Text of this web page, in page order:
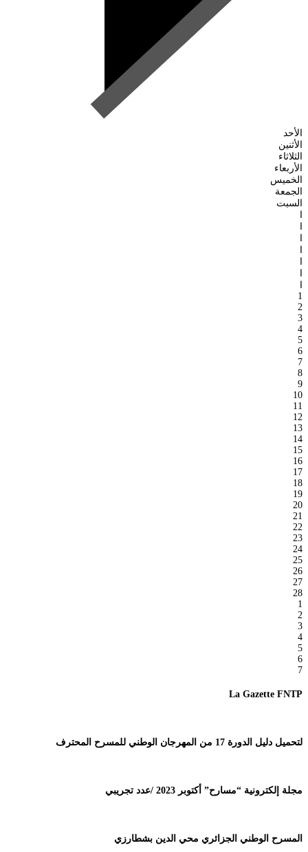
الأحد
الأثنين
الثلاثاء
الأربعاء
الخميس
الجمعة
السبت
1
2
3
4
5
6
7
8
9
10
11
12
13
14
15
16
17
18
19
20
21
22
23
24
25
26
27
28
1
2
3
4
5
6
7
La Gazette FNTP
لتحميل دليل الدورة 17 من المهرجان الوطني للمسرح المحترف
مجلة إلكترونية “مسارح” أكتوبر 2023 /عدد تجريبي
المسرح الوطني الجزائري محي الدين بشطارزي